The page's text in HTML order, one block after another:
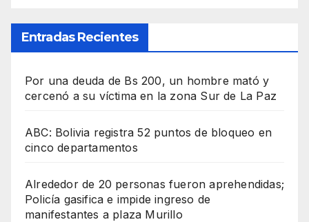
Entradas Recientes
Por una deuda de Bs 200, un hombre mató y
cercenó a su víctima en la zona Sur de La Paz
ABC: Bolivia registra 52 puntos de bloqueo en
cinco departamentos
Alrededor de 20 personas fueron aprehendidas;
Policía gasifica e impide ingreso de
manifestantes a plaza Murillo